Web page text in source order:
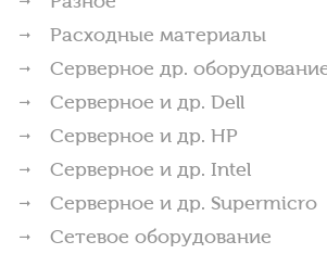
Расходные материалы
Серверное др.
Серверное и др. Dell
Серверное и др. HP
Серверное и др. Intel
Серверное и др. Supermicro
Сетевое оборудование